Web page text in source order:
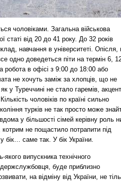
чоловіками. Загальна військова
статі від 20 до 41 року. До 32 років
навчання в університеті. Опісля,
одно доведеться піти на термін 6,
робота в офісі з 9:00 до 18:00 або
не хочуть заміж за хлопців, що не
у Туреччині не стало гаремів,
чоловіків по країні сильно
турків не так просто може
у більшості сімей керівну роль
не пощастило потрапити під
бік… саме так. У бік України.
випускника технічного
держслужбовця, буде приблизно
на відміну від України, не